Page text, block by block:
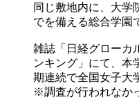
同じ敷地内に、大学
でを備える総合学園
雑誌「日経グローカ
ンキング」にて、本
期連続で全国女子大
※調査が行われなか